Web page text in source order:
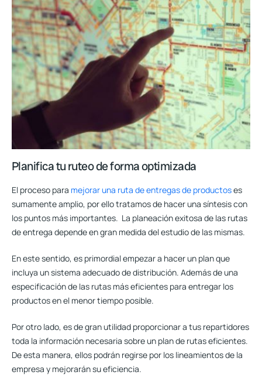
Planifica tu ruteo de forma optimizada
El proceso para mejorar una ruta de entregas de productoses
sumamente amplio, por ello tratamos de hacer una síntesis con
los puntos más importantes. La planeación exitosa de las rutas
de entrega depende en gran medida del estudio de las mismas.
En este sentido, es primordial empezar a hacer un plan que
incluya un sistema adecuado de distribución. Además de una
especificación de las rutas más eficientes para entregar los
productos en el menor tiempo posible.
Por otro lado, es de gran utilidad proporcionar a tus repartidores
toda la información necesaria sobre un plan de rutas eficientes.
De esta manera, ellos podrán regirse por los lineamientos de la
empresa y mejorarán su eficiencia.